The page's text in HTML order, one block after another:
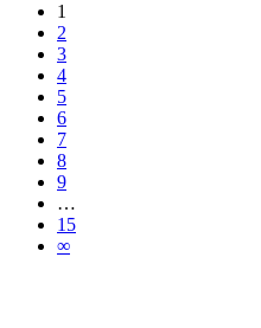
1
2
3
4
5
6
7
8
9
…
15
∞